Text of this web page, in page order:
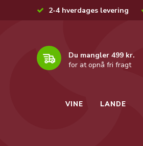
2-4 hverdages levering
Du mangler 499 kr.
for at opnå fri fragt
VINE LANDE